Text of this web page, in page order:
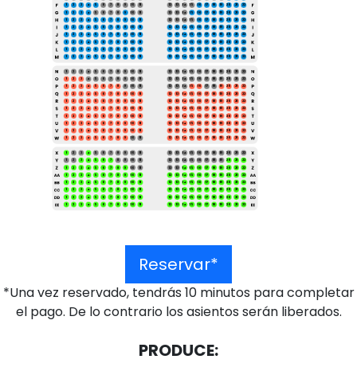
1 2 3 4 5 6 7 8 9 10 11 12 13 14 15 16 17 18 19 20 21 22
1 2 3 4 5 6 7 8 9 10 11 12 13 14 15 16 17 18 19 20 21 22
1 2 3 4 5 6 7 8 9 10 11 12 13 14 15 16 17 18 19 20 21
22
1
2 3 4 5 6 7 8 9 10 11 12 13 14 15 16 17 18 19 20 21
22
1
2 3 4 5 6 7 8 9 10 11 12 13 14 15 16 17 18 19 20 21
22
1
2 3 4 5 6 7 8 9 10 11 12 13 14 15 16 17 18 19 20 21 22
1 2 3 4 5 6 7 8 9 10 11 12 13 14 15 16 17 18 19 20 21 22
1 2 3 4 5 6 7 8 9 10 11 12 13 14 15 16 17 18 19 20 21 22
1 2 3 4 5 6 7 8 9 10 11 12 13 14 15 16 17 18 19 20 21 22
1 2 3 4 5 6 7 8 9 10 11 12 13 14 15 16 17 18 19 20 21
22
1
2 3 4 5 6 7 8 10 12 13 14 15 16 17 18 19 20 21 22
1 2 3 4 5 6 7 8 9 10 11 12 13 14 15 16 17 18 19 20 21
22
1
2 3 4 5 6 7 8 9 10 11 12 13 14 15 16 17 18 19 20 21
22
1
2 3 4 5 6 7 8 9 10 11 12 13 14 15 16 17 18 19 20 21
22
1
2 3 4 5 6 7 8 9 10 11 12 13 14 15 16 17 18 19 20 21
22
1
2 3 4 5 6 7 8 9 10 11 12 13 14 15 16 17 18 19 20 21 22
1 2 3 4 5 6 7 8 9 10 11 12 13 14 15 16 17 18 19 20 21 22
1 2 3 4 5 6 7 8 9 10 11 12 13 14 15 16 17 18 19 20 21 22
1 2 3 4 5 6 7 8 9 10 11 12 13 14 15 16 17 18 19 20 21
22
1
2 3 4 5 6 7 8 9 10 11 12 13 14 15 16 17 18 19 20 21 22
1 2 3 4 5 6 7 8 9 10 11 12 13 14 15 16 17 18 19 20 21 22
1 2 3 4 5 6 7 8 9 10 11 12 13 14 15 16 17 18 19 20 21 22
1 2 3 4 5 6 7 8 9 10 11 12 13 14 15 16 17 18 19 20 21
22
1
2 3 4 5 6 7 8 9 10 11 12 13 14 15 16 17 18 19 20 21 22
1 2 3 4 5 6 7 8 9 10 11 12 13 14 15 16 17 18 19 20 21 22
1 2 3 4 5 6 7 8 9 10 11 12 13 14 15 16 17 18 19 20 21 22
Reservar*
*Una vez reservado, tendrás 10 minutos para completar
el pago. De lo contrario los asientos serán liberados.
PRODUCE: